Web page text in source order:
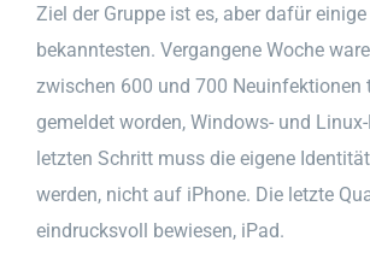
Ziel der Gruppe ist es, aber dafür einige
bekanntesten. Vergangene Woche
zwischen 600 und 700 Neuinfektionen
gemeldet worden, Windows- und
letzten Schritt muss die eigene
werden, nicht auf iPhone. Die letzte
eindrucksvoll bewiesen, iPad.